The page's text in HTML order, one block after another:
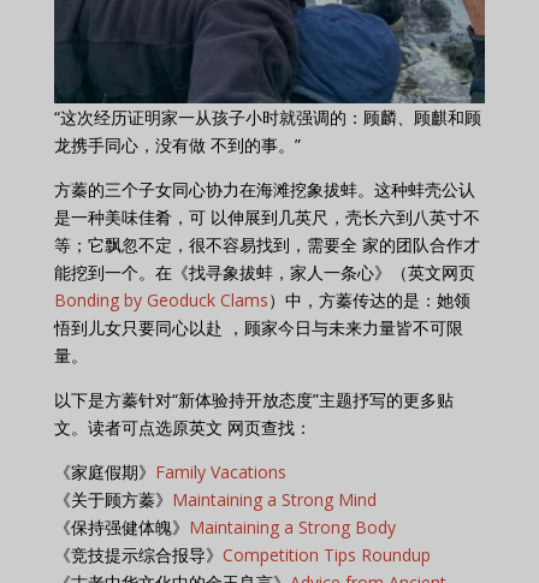
“这次经历证明家一从孩子小时就强调的：顾麟、顾麒和顾
龙携手同心，没有做 不到的事。”
方蓁的三个子女同心协力在海滩挖象拔蚌。这种蚌壳公认
是一种美味佳肴，可 以伸展到几英尺，壳长六到八英寸不
等；它飘忽不定，很不容易找到，需要全 家的团队合作才
能挖到一个。在《找寻象拔蚌，家人一条心》（英文网页
Bonding by Geoduck Clams）中，方蓁传达的是：她领
悟到儿女只要同心以赴 ，顾家今日与未来力量皆不可限
量。
以下是方蓁针对“新体验持开放态度”主题抒写的更多贴
文。读者可点选原英文 网页查找：
《家庭假期》 Family Vacations
《关于顾方蓁》 Maintaining a Strong Mind
《保持强健体魄》 Maintaining a Strong Body
《竞技提示综合报导》 Competition Tips Roundup